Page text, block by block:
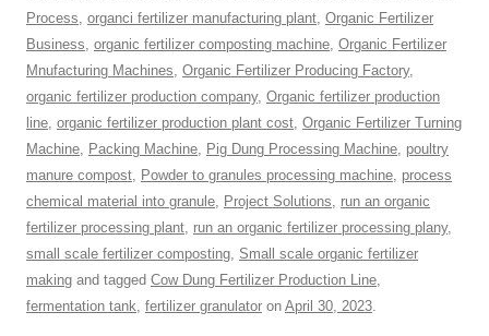
Process, organci fertilizer manufacturing plant, Organic Fertilizer
Business, organic fertilizer composting machine, Organic Fertilizer
Mnufacturing Machines, Organic Fertilizer Producing Factory,
organic fertilizer production company, Organic fertilizer production
line, organic fertilizer production plant cost, Organic Fertilizer Turning
Machine, Packing Machine, Pig Dung Processing Machine, poultry
manure compost, Powder to granules processing machine, process
chemical material into granule, Project Solutions, run an organic
fertilizer processing plant, run an organic fertilizer processing plany,
small scale fertilizer composting, Small scale organic fertilizer
making and tagged Cow Dung Fertilizer Production Line,
fermentation tank, fertilizer granulator on April 30, 2023.